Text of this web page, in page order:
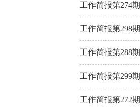
工作简报第274期
工作简报第298期
工作简报第288期
工作简报第299期
工作简报第272期